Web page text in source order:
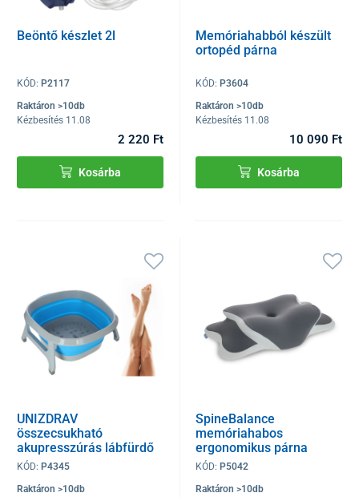
Beöntő készlet 2l
KÓD: P2117
Raktáron >10db
Kézbesítés 11.08
2 220 Ft
Kosárba
Memóriahabból készült
ortopéd párna
KÓD: P3604
Raktáron >10db
Kézbesítés 11.08
10 090 Ft
Kosárba
UNIZDRAV
összecsukható
akupresszúrás lábfürdő
KÓD: P4345
Raktáron >10db
SpineBalance
memóriahabos
ergonomikus párna
KÓD: P5042
Raktáron >10db